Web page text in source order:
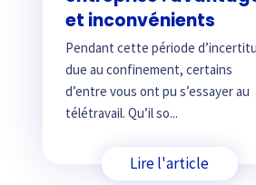
et inconvénients
Pendant cette période
due au confinement, certains
d’entre vous ont pu s’essayer au
télétravail. Qu’il so...
Lire l'article